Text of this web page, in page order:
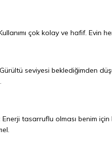
çok kolay ve hafif. Evin
Gürültü seviyesi beklediğimden
Enerji tasarruflu olması benim